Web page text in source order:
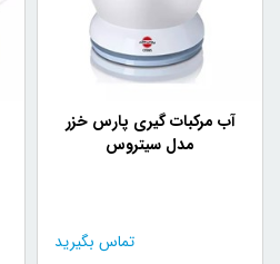
آب مرکبات گیری پارس خزر
مدل سیتروس
تماس بگیرید